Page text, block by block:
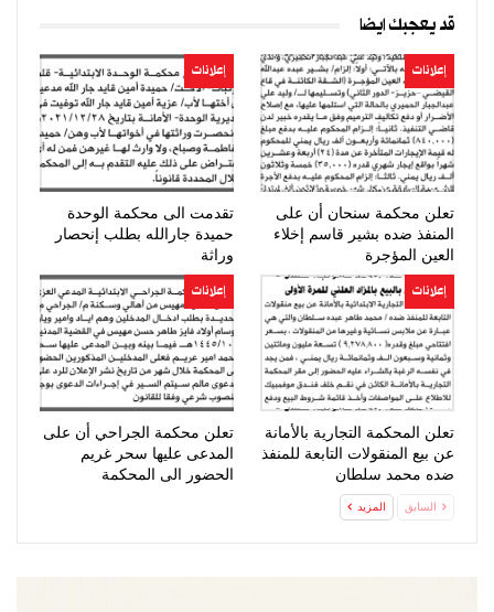
قد يعجبك ايضا
إعلانات
تعلن محكمة سنحان أن على
المنفذ ضده بشير قاسم إخلاء
العين المؤجرة
إعلانات
تقدمت الى محكمة الوحدة
حميدة جارالله بطلب إنحصار
وراثة
إعلانات
تعلن المحكمة التجارية بالأمانة
عن بيع المنقولات التابعة للمنفذ
ضده محمد سلطان
إعلانات
تعلن محكمة الجراحي أن على
المدعى عليها سحر غريم
الحضور الى المحكمة
السابق المزيد